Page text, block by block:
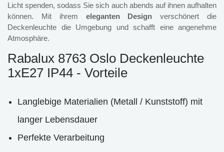
Licht spenden, sodass Sie sich auch abends auf ihnen aufhalten
können. Mit ihrem eleganten Design verschönert die
Deckenleuchte die Umgebung und schafft eine angenehme
Atmosphäre.
Rabalux 8763 Oslo Deckenleuchte
1xE27 IP44 - Vorteile
Langlebige Materialien (Metall / Kunststoff) mit
langer Lebensdauer
Perfekte Verarbeitung